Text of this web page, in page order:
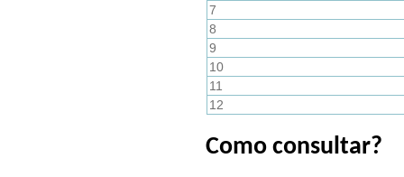
7
8
9
10
11
12
Como consultar?